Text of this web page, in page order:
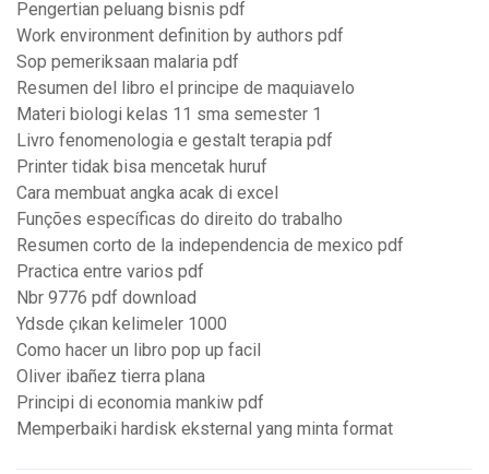
Pengertian peluang bisnis pdf
Work environment definition by authors pdf
Sop pemeriksaan malaria pdf
Resumen del libro el principe de maquiavelo
Materi biologi kelas 11 sma semester 1
Livro fenomenologia e gestalt terapia pdf
Printer tidak bisa mencetak huruf
Cara membuat angka acak di excel
Funções específicas do direito do trabalho
Resumen corto de la independencia de mexico pdf
Practica entre varios pdf
Nbr 9776 pdf download
Ydsde çıkan kelimeler 1000
Como hacer un libro pop up facil
Oliver ibañez tierra plana
Principi di economia mankiw pdf
Memperbaiki hardisk eksternal yang minta format